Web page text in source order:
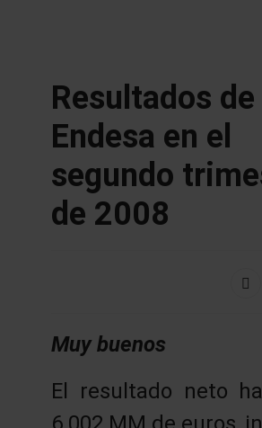
Resultados de
Endesa en el
segundo
de 2008
Muy buenos
El resultado neto